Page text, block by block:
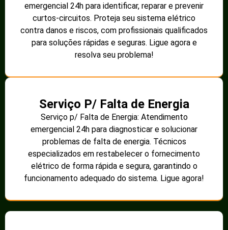
emergencial 24h para identificar, reparar e prevenir
curtos-circuitos. Proteja seu sistema elétrico
contra danos e riscos, com profissionais qualificados
para soluções rápidas e seguras. Ligue agora e
resolva seu problema!
Serviço P/ Falta de Energia
Serviço p/ Falta de Energia: Atendimento
emergencial 24h para diagnosticar e solucionar
problemas de falta de energia. Técnicos
especializados em restabelecer o fornecimento
elétrico de forma rápida e segura, garantindo o
funcionamento adequado do sistema. Ligue agora!